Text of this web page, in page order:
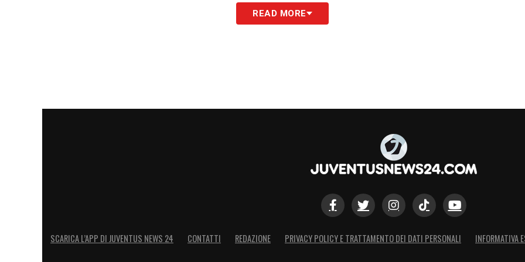
La società si trova quindi davanti a un bivio: premiare il rendimento del serbo o chiedere
READ MORE
SCARICA L’APP DI JUVENTUS NEWS 24 CONTATTI REDAZIONE PRIVACY POLICY E TRATTAMENTO DEI DATI PERSONALI INFORMATIVA